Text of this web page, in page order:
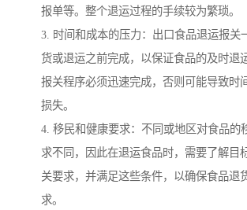
报单等。整个退运过程的手续较为繁琐。
3. 时间和成本的压力：出口食品退运报关
货或退运之前完成，以保证食品的及时退
报关程序必须迅速完成，否则可能导致时
损失。
4. 移民和健康要求：不同或地区对食品的
求不同，因此在退运食品时，需要了解目
关要求，并满足这些条件，以确保食品退
求。